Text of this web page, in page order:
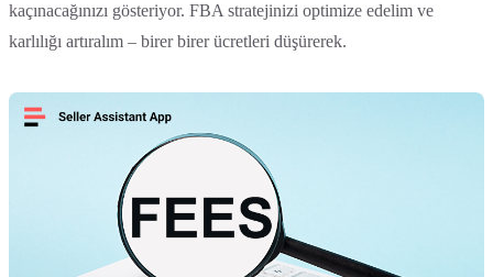
kaçınacağınızı gösteriyor. FBA stratejinizi optimize edelim ve
karlılığı artıralım – birer birer ücretleri düşürerek.